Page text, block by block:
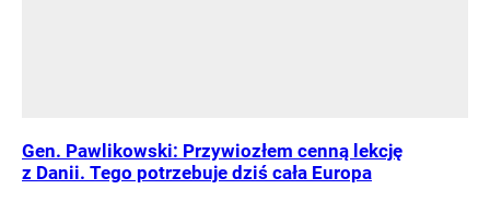
Gen. Pawlikowski: Przywiozłem cenną lekcję
z Danii. Tego potrzebuje dziś cała Europa